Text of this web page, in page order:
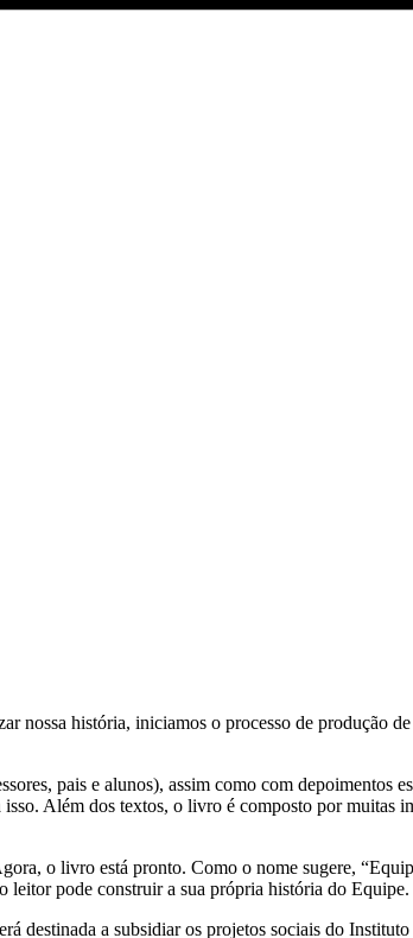
nossa história, iniciamos o processo de produção
pais e alunos), assim como com depoimentos
Além dos textos, o livro é composto por muitas
o livro está pronto. Como o nome sugere,
leitor pode construir a sua própria história do Equipe.
destinada a subsidiar os projetos sociais do